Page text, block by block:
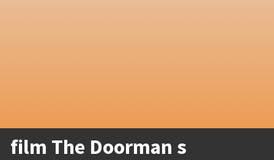
film The Doorman s